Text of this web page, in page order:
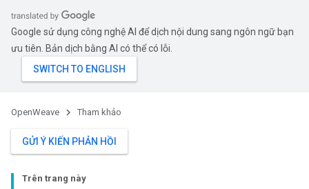
Google sử dụng công nghệ AI để dịch nội dung sang ngôn ngữ bạn
ưu tiên. Bản dịch bằng AI có thể có lỗi.
OpenWeave Tham khảo
GỬI Ý KIẾN PHẢN HỒI
Trên trang này